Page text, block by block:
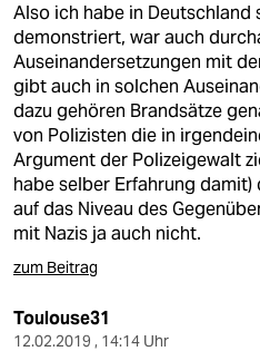
Also ich habe in Deutschland
demonstriert, war auch
Auseinandersetzungen mit
gibt auch in solchen
dazu gehören Brandsätze
von Polizisten die in
Argument der Polizeigewalt
habe selber Erfahrung
auf das Niveau des
mit Nazis ja auch nicht.
zum Beitrag
Toulouse31
12.02.2019 , 14:14 Uhr